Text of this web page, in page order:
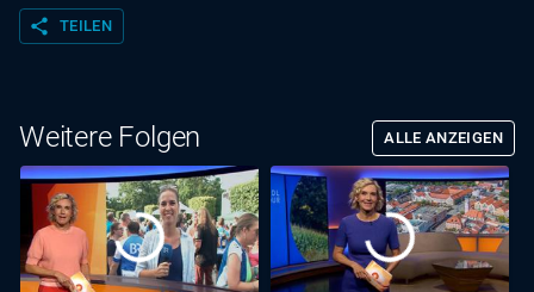
share TEILEN
Weitere Folgen ALLE ANZEIGEN